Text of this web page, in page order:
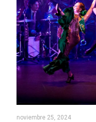
noviembre 25, 2024